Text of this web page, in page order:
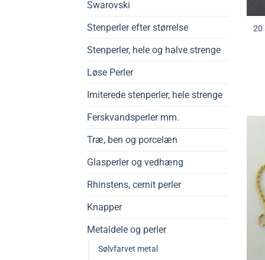
Swarovski
Stenperler efter størrelse
Stenperler, hele og halve strenge
Løse Perler
Imiterede stenperler, hele strenge
Ferskvandsperler mm.
Træ, ben og porcelæn
Glasperler og vedhæng
Rhinstens, cernit perler
Knapper
Metaldele og perler
Sølvfarvet metal
20